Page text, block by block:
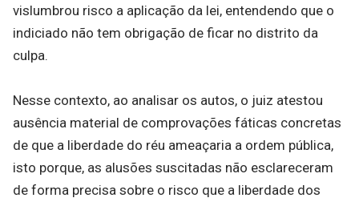
vislumbrou risco a aplicação da lei, entendendo que o
indiciado não tem obrigação de ficar no distrito da
culpa.
Nesse contexto, ao analisar os autos, o juiz atestou
ausência material de comprovações fáticas concretas
de que a liberdade do réu ameaçaria a ordem pública,
isto porque, as alusões suscitadas não esclareceram
de forma precisa sobre o risco que a liberdade dos